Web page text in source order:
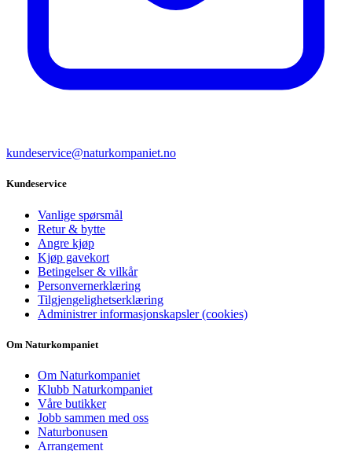
kundeservice@naturkompaniet.no
Kundeservice
Vanlige spørsmål
Retur & bytte
Angre kjøp
Kjøp gavekort
Betingelser & vilkår
Personvernerklæring
Tilgjengelighetserklæring
Administrer informasjonskapsler (cookies)
Om Naturkompaniet
Om Naturkompaniet
Klubb Naturkompaniet
Våre butikker
Jobb sammen med oss
Naturbonusen
Arrangement